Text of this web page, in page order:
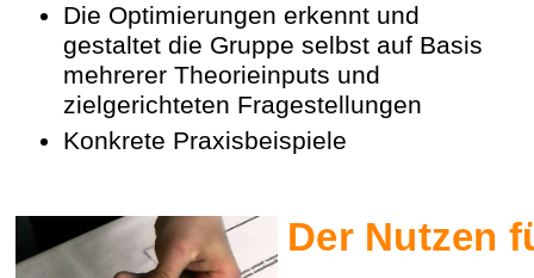
Die Optimierungen erkennt und
gestaltet die Gruppe selbst auf Basis
mehrerer Theorieinputs und
zielgerichteten Fragestellungen
Konkrete Praxisbeispiele
Der Nutzen